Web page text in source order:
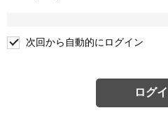
次回から自動的にログイン
ログ